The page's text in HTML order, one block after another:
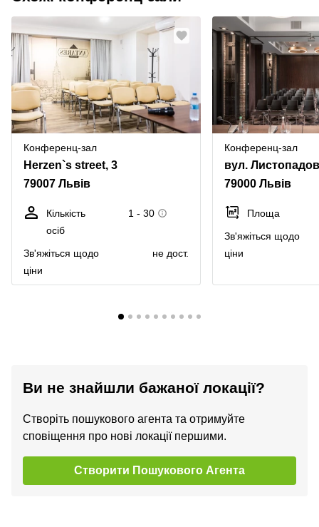
Конференц-зал
Herzen`s street, 3
79007 Львів
Кількість
осіб
1 - 30
Зв'яжіться щодо
ціни
не дост.
Конференц-зал
вул.
79000 Львів
Площа
Зв'яжіться щодо
ціни
Ви не знайшли бажаної локації?
Створіть пошукового агента та отримуйте
сповіщення про нові локації першими.
Створити Пошукового Агента